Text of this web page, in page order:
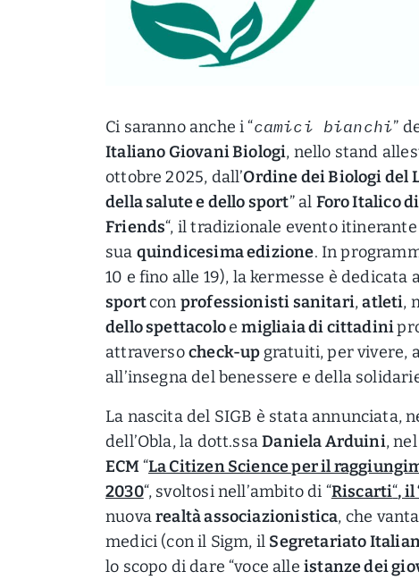
Ci saranno anche i “camici bianchi”
Italiano Giovani Biologi, nello stand
ottobre 2025, dall’Ordine dei Biologi del
della salute e dello sport” al Foro Italico
Friends“, il tradizionale evento
sua quindicesima edizione. In
10 e fino alle 19), la kermesse è dedicata
sportcon professionisti sanitari,atleti,
dello spettacoloemigliaia di cittadini
attraversocheck-up gratuiti, per vivere,
all’insegna del benessere e della
La nascita del SIGB è stata annunciata,
dell’Obla, la dott.ssaDaniela Arduini,
ECM“La Citizen Science per il
2030“, svoltosi nell’ambito di “Riscarti“,
nuovarealtà associazionistica, che
medici (con il Sigm, il Segretariato
lo scopo di dare “voce alleistanze dei